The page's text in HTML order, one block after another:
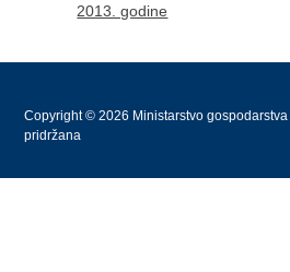
2013. godine
Copyright © 2026 Ministarstvo
pridržana